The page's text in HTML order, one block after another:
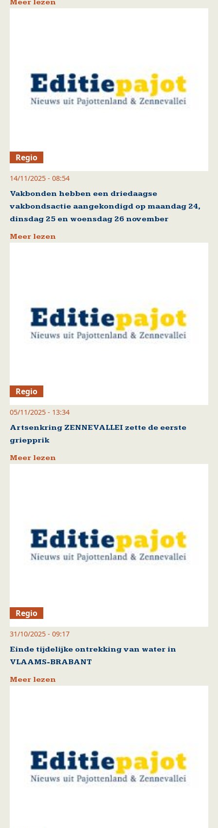
Meer lezen
Regio
14/11/2025 - 08:54
Vakbonden hebben een driedaagse
vakbondsactie aangekondigd op maandag 24,
dinsdag 25 en woensdag 26 november
Meer lezen
Regio
05/11/2025 - 13:34
Artsenkring ZENNEVALLEI zette de eerste
griepprik
Meer lezen
Regio
31/10/2025 - 09:17
Einde tijdelijke ontrekking van water in
VLAAMS-BRABANT
Meer lezen